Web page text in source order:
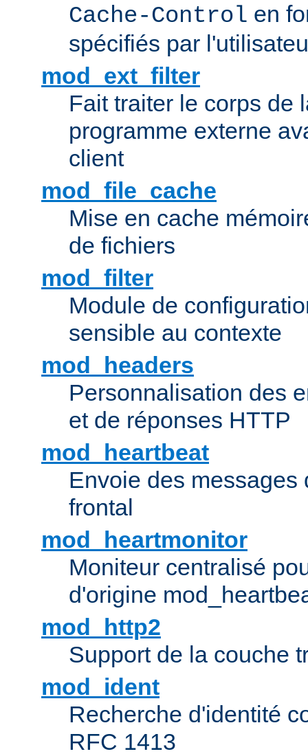
Cache-Control en
spécifiés par
mod_ext_filter
Fait traiter le corps de
programme externe
client
mod_file_cache
Mise en cache
de fichiers
mod_filter
Module de
sensible au contexte
mod_headers
Personnalisation des
et de réponses HTTP
mod_heartbeat
Envoie des messages
frontal
mod_heartmonitor
Moniteur centralisé
d'origine
mod_http2
Support de la couche
mod_ident
Recherche d'identité
RFC 1413